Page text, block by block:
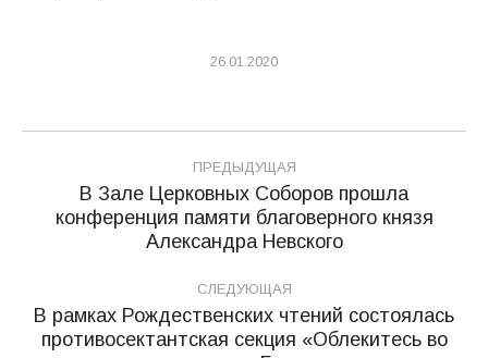
26.01.2020
Навигация
записям
ПРЕДЫДУЩАЯ
Предыдущая
запись:
В Зале Церковных Соборов прошла
конференция памяти благоверного князя
Александра Невского
СЛЕДУЮЩАЯ
Следующая
В рамках Рождественских чтений состоялась
противосектантская секция «Облекитесь во